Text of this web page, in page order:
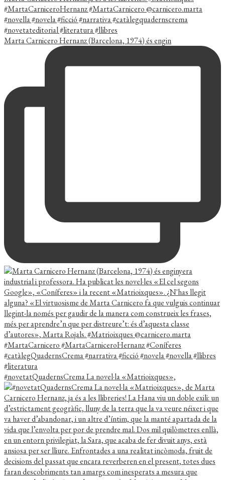
Marta Carnicero Hernanz (Barcelona, 1974) és engin
#novetatQuadernsCrema La novel·la «Matrioixques»,